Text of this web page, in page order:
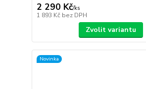
2 290 Kč/ks
1 893 Kč bez DPH
Zvolit variantu
Novinka